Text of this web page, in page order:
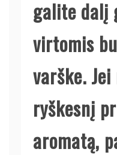
galite dalį
virtomis
varške.
ryškesnį
aromatą,